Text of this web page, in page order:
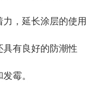
，延长涂层的使用
有良好的防潮性
霉。